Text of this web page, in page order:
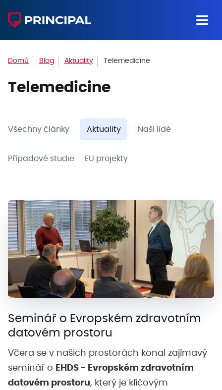
Domů Blog Aktuality Telemedicine
Telemedicine
Všechny články Aktuality Naši lidé
Případové studie EU projekty
Seminář o Evropském zdravotním
datovém prostoru
Včera se v našich prostorách konal zajímavý
seminář o EHDS - Evropském zdravotním
datovém prostoru, který je klíčovým